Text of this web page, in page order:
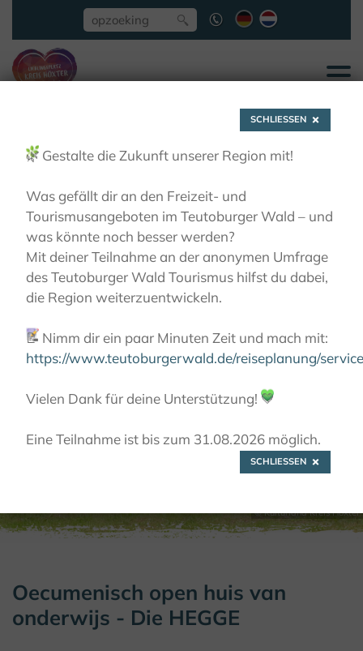
Willebadessen-Niesen,
Christliches
Bildungswerk DIE
HEGGE
KLOOSTERS BELEVEN
DE KLOOSTERREGIO
WILLEBADESSEN-NIESEN, CHRISTLICHES
© Kulturland Kreis Höxter
Oecumenisch open huis van
onderwijs - Die HEGGE
SCHLIESSEN
🌿 Gestalte die Zukunft unserer Region mit!
Was gefällt dir an den Freizeit- und
Tourismusangeboten im Teutoburger Wald – und
was könnte noch besser werden?
Mit deiner Teilnahme an der anonymen Umfrage
des Teutoburger Wald Tourismus hilfst du dabei,
die Region weiterzuentwickeln.
📝 Nimm dir ein paar Minuten Zeit und mach mit:
https://www.teutoburgerwald.de/reiseplanung/
Vielen Dank für deine Unterstützung! 💚
Eine Teilnahme ist bis zum 31.08.2026 möglich.
SCHLIESSEN